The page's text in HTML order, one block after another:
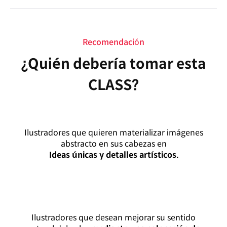
Recomendación
¿Quién debería tomar esta
CLASS?
Ilustradores que quieren materializar imágenes
abstracto en sus cabezas en
Ideas únicas y detalles artísticos.
Ilustradores que desean mejorar su sentido